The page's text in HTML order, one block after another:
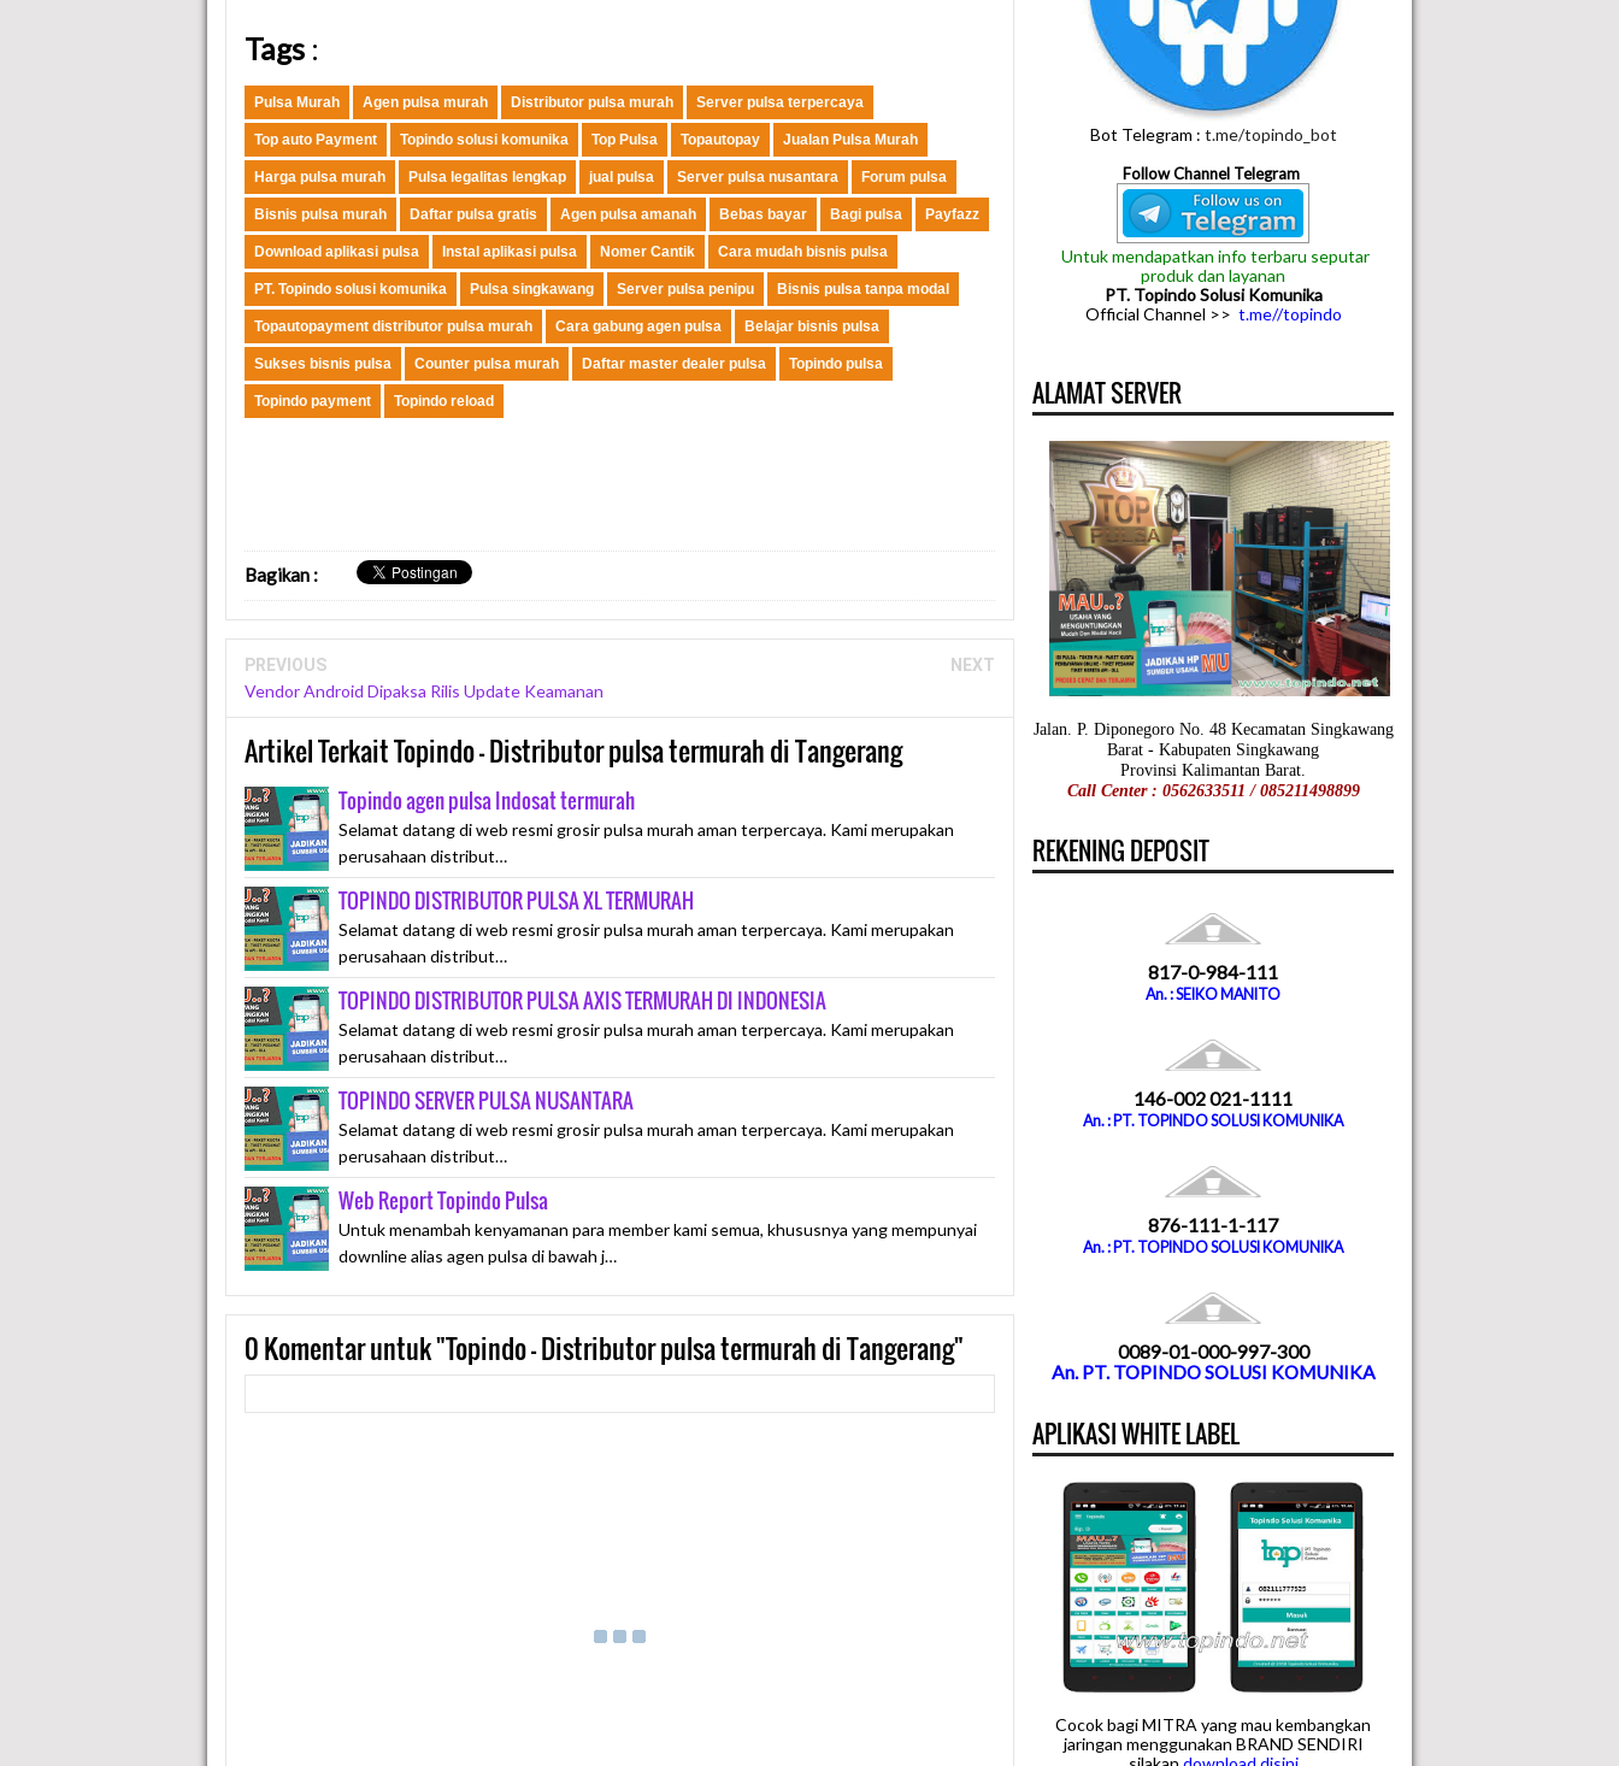
Tags :
Pulsa Murah Agen pulsa murah Distributor pulsa murah Server pulsa terpercaya
Top auto Payment Topindo solusi komunika Top Pulsa Topautopay Jualan Pulsa Murah
Harga pulsa murah Pulsa legalitas lengkap jual pulsa Server pulsa nusantara Forum pulsa
Bisnis pulsa murah Daftar pulsa gratis Agen pulsa amanah Bebas bayar Bagi pulsa Payfazz
Download aplikasi pulsa Instal aplikasi pulsa Nomer Cantik Cara mudah bisnis pulsa
PT. Topindo solusi komunika Pulsa singkawang Server pulsa penipu Bisnis pulsa tanpa modal
Topautopayment distributor pulsa murah Cara gabung agen pulsa Belajar bisnis pulsa
Sukses bisnis pulsa Counter pulsa murah Daftar master dealer pulsa Topindo pulsa
Topindo payment Topindo reload
Bagikan :
PREVIOUS
Vendor Android Dipaksa Rilis Update Keamanan
NEXT
Artikel Terkait Topindo - Distributor pulsa termurah di Tangerang
Topindo agen pulsa Indosat termurah
Selamat datang di web resmi grosir pulsa murah aman terpercaya. Kami merupakan
perusahaan distribut…
TOPINDO DISTRIBUTOR PULSA XL TERMURAH
Selamat datang di web resmi grosir pulsa murah aman terpercaya. Kami merupakan
perusahaan distribut…
TOPINDO DISTRIBUTOR PULSA AXIS TERMURAH DI INDONESIA
Selamat datang di web resmi grosir pulsa murah aman terpercaya. Kami merupakan
perusahaan distribut…
TOPINDO SERVER PULSA NUSANTARA
Selamat datang di web resmi grosir pulsa murah aman terpercaya. Kami merupakan
perusahaan distribut…
Web Report Topindo Pulsa
Untuk menambah kenyamanan para member kami semua, khususnya yang mempunyai
downline alias agen pulsa di bawah j…
0Komentar untuk "Topindo - Distributor pulsa termurah di Tangerang"
Bot Telegram : t.me/topindo_bot
Follow Channel Telegram
Untuk mendapatkan info terbaru seputar
produk dan layanan
PT. Topindo Solusi Komunika
Official Channel >> t.me//topindo
ALAMAT SERVER
Jalan. P. Diponegoro No. 48 Kecamatan Singkawang
Barat - Kabupaten Singkawang
Provinsi Kalimantan Barat.
Call Center : 0562633511 / 085211498899
REKENING DEPOSIT
817-0-984-111
An. : SEIKO MANITO
146-002 021-1111
An. : PT. TOPINDO SOLUSI KOMUNIKA
876-111-1-117
An. : PT. TOPINDO SOLUSI KOMUNIKA
0089-01-000-997-300
An. PT. TOPINDO SOLUSI KOMUNIKA
APLIKASI WHITE LABEL
Cocok bagi MITRA yang mau kembangkan
jaringan menggunakan BRAND SENDIRI